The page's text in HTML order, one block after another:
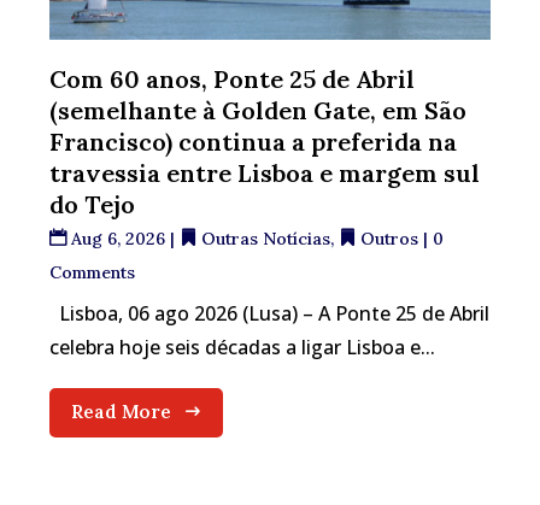
Com 60 anos, Ponte 25 de Abril
(semelhante à Golden Gate, em São
Francisco) continua a preferida na
travessia entre Lisboa e margem sul
do Tejo
Aug 6, 2026 | Outras Notícias, Outros | 0
Comments
Lisboa, 06 ago 2026 (Lusa) – A Ponte 25 de Abril
celebra hoje seis décadas a ligar Lisboa e...
Read More